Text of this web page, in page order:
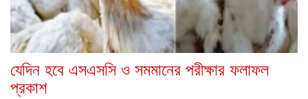
যেদিন হবে এসএসসি ও সমমানের পরীক্ষার ফলাফল
প্রকাশ